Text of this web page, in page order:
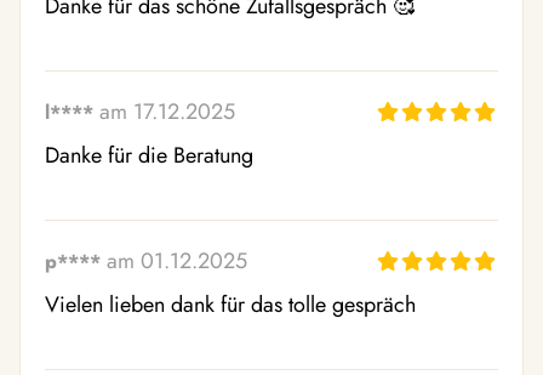
l**** am 17.12.2025
Danke für die Beratung
p**** am 01.12.2025
Vielen lieben dank für das tolle gespräch